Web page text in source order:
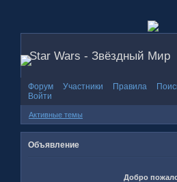
Star Wars - Звёздный Мир
Форум Участники Правила
Войти
Активные темы
Объявление
Добро